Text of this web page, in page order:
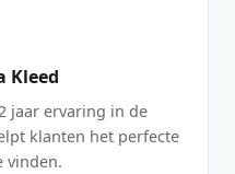
Kleed
jaar ervaring in de
klanten het perfecte
vinden.